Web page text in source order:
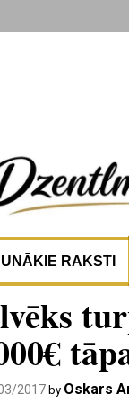
RAKSTI
2017 by Oskars